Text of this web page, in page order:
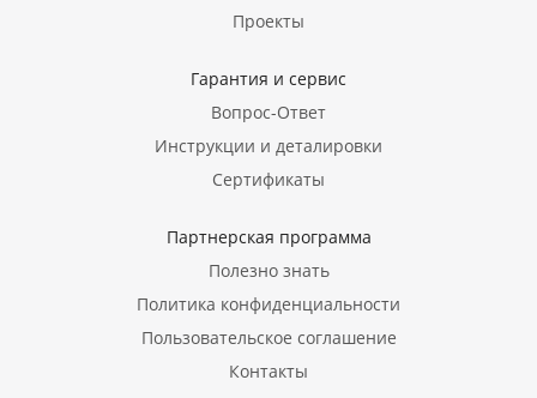
Проекты
Гарантия и сервис
Вопрос-Ответ
Инструкции и деталировки
Сертификаты
Партнерская программа
Полезно знать
Политика конфиденциальности
Пользовательское соглашение
Контакты